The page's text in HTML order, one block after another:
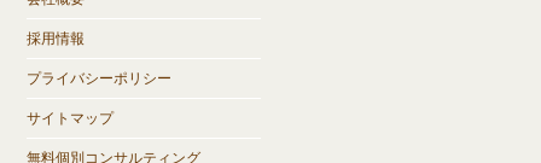
採用情報
プライバシーポリシー
サイトマップ
無料個別コンサルティング